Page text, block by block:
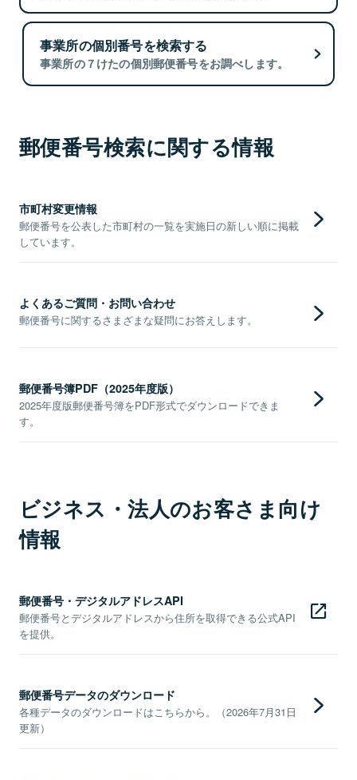
事業所の個別番号を検索する
事業所の７けたの個別郵便番号をお調べします。
郵便番号検索に関する情報
市町村変更情報
郵便番号を公表した市町村の一覧を実施日の新しい順に掲載
しています。
よくあるご質問・お問い合わせ
郵便番号に関するさまざまな疑問にお答えします。
郵便番号簿PDF（2025年度版）
2025年度版郵便番号簿をPDF形式でダウンロードできま
す。
ビジネス・法人のお客さま向け
情報
郵便番号・デジタルアドレスAPI
郵便番号とデジタルアドレスから住所を取得できる公式API
を提供。
郵便番号データのダウンロード
各種データのダウンロードはこちらから。（2026年7月31日
更新）